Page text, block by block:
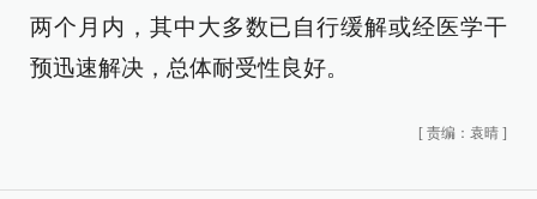
两个月内，其中大多数已自行缓解或经医学干
预迅速解决，总体耐受性良好。
[ 责编：袁晴 ]